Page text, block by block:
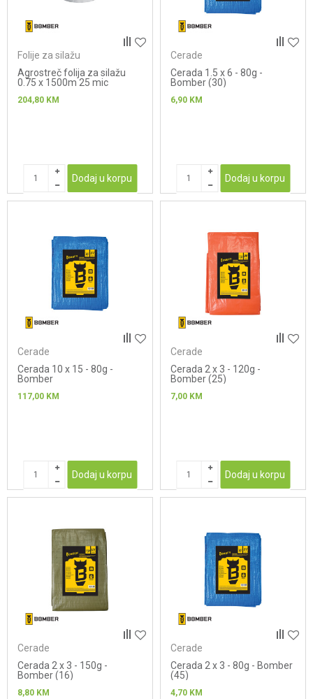
Folije za silažu
Agrostreč folija za silažu
0.75 x 1500m 25 mic
204,80 KM
Dodaj u korpu
Cerade
Cerada 1.5 x 6 - 80g -
Bomber (30)
6,90 KM
Dodaj u korpu
Cerade
Cerada 10 x 15 - 80g -
Bomber
117,00 KM
Dodaj u korpu
Cerade
Cerada 2 x 3 - 120g -
Bomber (25)
7,00 KM
Dodaj u korpu
Cerade
Cerada 2 x 3 - 150g -
Bomber (16)
8,80 KM
Cerade
Cerada 2 x 3 - 80g - Bomber
(45)
4,70 KM